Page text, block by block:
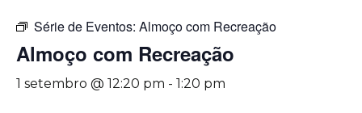
Série de Eventos: Almoço com Recreação
Almoço com Recreação
1 setembro @ 12:20 pm - 1:20 pm